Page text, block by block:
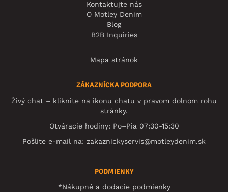
Kontaktujte nás
O Motley Denim
Blog
B2B Inquiries
Mapa stránok
ZÁKAZNÍCKA PODPORA
Živý chat – kliknite na ikonu chatu v pravom dolnom rohu
stránky.
Otváracie hodiny: Po–Pia 07:30-15:30
Pošlite e-mail na: zakaznickyservis@motleydenim.sk
PODMIENKY
*Nákupné a dodacie podmienky